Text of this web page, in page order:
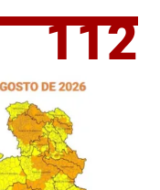
112